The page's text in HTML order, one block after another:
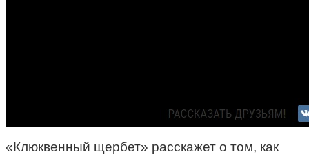
«Клюквенный щербет» расскажет о том, как